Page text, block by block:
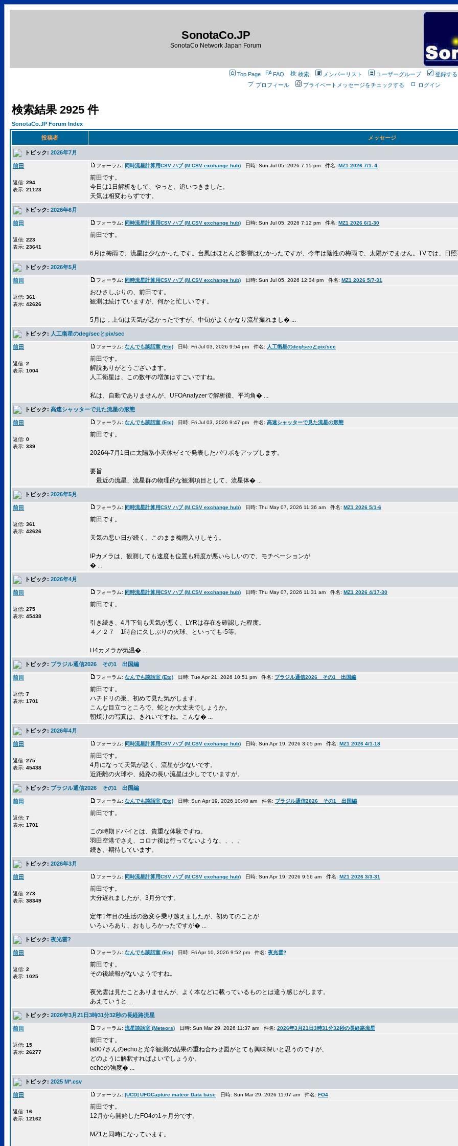
SonotaCo.JP
SonotaCo Network Japan Forum
Top Page FAQ 検索 メンバーリスト ユーザーグループ
登録する
プロフィール
プライベートメッセージをチェックする ログイン
検索結果 2925 件
SonotaCo.JP Forum Index
投稿者 メッセージ
トピック: 2026年7月
前田
返信: 294
表示: 21123
フォーラム: 同時流星計算用CSV ハブ (M.CSV exchange hub) 日時: Sun Jul 05, 2026 7:15 pm 件名: MZ1 2026 7/1-４
前田です。
今日は1日解析をして、やっと、追いつきました。
天気は相変わらずです。
トピック: 2026年6月
前田
返信: 223
表示: 23641
フォーラム: 同時流星計算用CSV ハブ (M.CSV exchange hub) 日時: Sun Jul 05, 2026 7:12 pm 件名: MZ1 2026 6/1-30
前田です。
6月は梅雨で、流星は少なかったです。台風はほとんど影響はなかったですが、今年は陰性の梅雨で、太陽がでません。TVでは、日
トピック: 2026年5月
前田
返信: 361
表示: 42626
フォーラム: 同時流星計算用CSV ハブ (M.CSV exchange hub) 日時: Sun Jul 05, 2026 12:34 pm 件名: MZ1 2026 5/7-31
おひさしぶりの、前田です。
観測は続けていますが、何かと忙しいです。
5月は，上旬は天気が悪かったですが、中旬がよくかなり流星撮れまし� ...
トピック: 人工衛星のdeg/secとpix/sec
前田
返信: 2
表示: 1004
フォーラム: なんでも談話室 (Etc) 日時: Fri Jul 03, 2026 9:54 pm 件名: 人工衛星のdeg/secとpix/sec
前田です。
解説ありがとうございます。
人工衛星は、この数年の増加はすごいですね。
私は、自動でありませんが、UFOAnalyzerで解析後、平均角� ...
トピック: 高速シャッターで見た流星の形態
前田
返信: 0
表示: 339
フォーラム: なんでも談話室 (Etc) 日時: Fri Jul 03, 2026 9:47 pm 件名: 高速シャッターで見た流星の形態
前田です。
2026年7月1日に太陽系小天体ゼミで発表したパワポをアップします。
要旨
最近の流星、流星群の物理的な観測項目として、流星体� ...
トピック: 2026年5月
前田
返信: 361
表示: 42626
フォーラム: 同時流星計算用CSV ハブ (M.CSV exchange hub) 日時: Thu May 07, 2026 11:36 am 件名: MZ1 2026 5/1-6
前田です。
天気の悪い日が続く。このまま梅雨入りしそう。
IPカメラは、観測しても速度も位置も精度が悪いらしいので、モチベーションが
� ...
トピック: 2026年4月
前田
返信: 275
表示: 45438
フォーラム: 同時流星計算用CSV ハブ (M.CSV exchange hub) 日時: Thu May 07, 2026 11:31 am 件名: MZ1 2026 4/17-30
前田です。
引き続き、4月下旬も天気が悪く、LYRは存在を確認した程度。
４／２７ 1時台に久しぶりの火球、といっても-5等。
H4カメラが気温� ...
トピック: ブラジル通信2026 その1 出国編
前田
返信: 7
表示: 1701
フォーラム: なんでも談話室 (Etc) 日時: Tue Apr 21, 2026 10:51 pm 件名: ブラジル通信2026 その1 出国編
前田です。
ハチドリの巣、初めて見た気がします。
こんな目立つところで、蛇とか大丈夫でしょうか。
朝焼けの写真は、きれいですね。こんな� ...
トピック: 2026年4月
前田
返信: 275
表示: 45438
フォーラム: 同時流星計算用CSV ハブ (M.CSV exchange hub) 日時: Sun Apr 19, 2026 3:05 pm 件名: MZ1 2026 4/1-18
前田です。
4月になって天気が悪く、流星が少ないです。
近距離の火球や、経路の長い流星は少しでていますが。
トピック: ブラジル通信2026 その1 出国編
前田
返信: 7
表示: 1701
フォーラム: なんでも談話室 (Etc) 日時: Sun Apr 19, 2026 10:40 am 件名: ブラジル通信2026 その1 出国編
前田です。
この時期ドバイとは、貴重な体験ですね。
羽田空港でさえ、コロナ後は行ってないような、、、。
続き、期待しています。
トピック: 2026年3月
前田
返信: 273
表示: 38349
フォーラム: 同時流星計算用CSV ハブ (M.CSV exchange hub) 日時: Sun Apr 19, 2026 9:56 am 件名: MZ1 2026 3/3-31
前田です。
大分遅れましたが、3月分です。
定年1年目の生活の激変を乗り越えましたが、初めてのことが
いろいろあり、おもしろかったですが� ...
トピック: 夜光雲?
前田
返信: 2
表示: 1025
フォーラム: なんでも談話室 (Etc) 日時: Fri Apr 10, 2026 9:52 pm 件名: 夜光雲?
前田です。
その後続報がないようですね。
夜光雲は見たことありませんが、よく本などに載っているものとは違う感じがします。
あえていうと ...
トピック: 2026年3月21日3時31分32秒の長経路流星
前田
返信: 15
表示: 26277
フォーラム: 流星談話室 (Meteors) 日時: Sun Mar 29, 2026 11:37 am 件名: 2026年3月21日3時31分32秒の長経路流星
前田です。
ts007さんのechoと光学観測の結果の重ね合わせ図がとても興味深いと思うのですが、
どのように解釈すればよいでしょうか。
echoの強度� ...
トピック: 2025 M*.csv
前田
返信: 16
表示: 12162
フォーラム: [UCD] UFOCapture mateor Data base 日時: Sun Mar 29, 2026 11:07 am 件名: FO4
前田です。
12月から開始したFO4の1ヶ月分です。
MZ1と同時になっています。